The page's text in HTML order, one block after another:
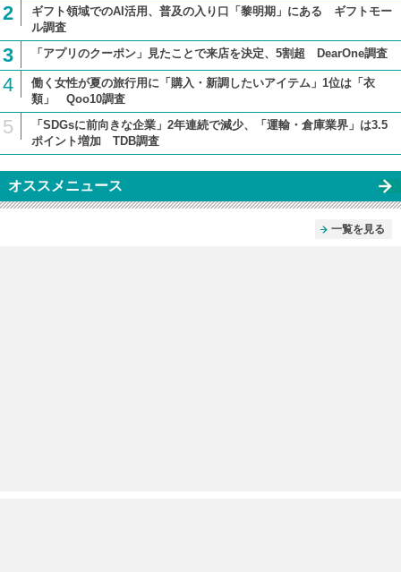
2
ギフト領域でのAI活用、普及の入り口「黎明期」にある ギフトモー
ル調査
3 「アプリのクーポン」見たことで来店を決定、5割超 DearOne調査
4
働く女性が夏の旅行用に「購入・新調したいアイテム」1位は「衣
類」 Qoo10調査
5
「SDGsに前向きな企業」2年連続で減少、「運輸・倉庫業界」は3.5
ポイント増加 TDB調査
オススメニュース
一覧を見る